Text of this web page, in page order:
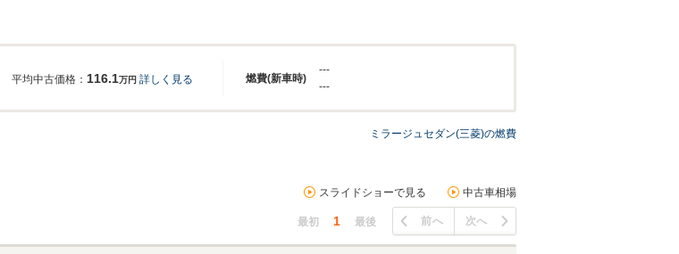
燃費(新車時)
平均中古価格： 116.1万円 詳しく見る
---
---
ミラージュセダン(三菱)の燃費
スライドショーで見る 中古車相場
最初 1 最後 前へ 次へ